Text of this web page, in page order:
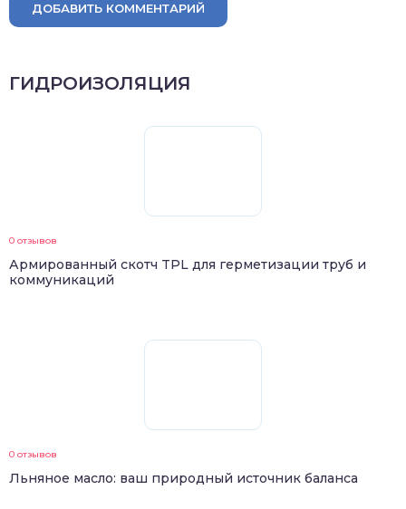
ДОБАВИТЬ КОММЕНТАРИЙ
ГИДРОИЗОЛЯЦИЯ
0 отзывов
Армированный скотч TPL для герметизации труб и
коммуникаций
0 отзывов
Льняное масло: ваш природный источник баланса